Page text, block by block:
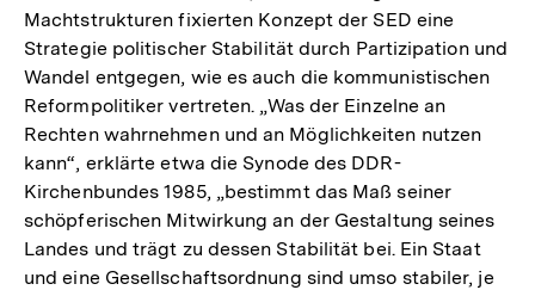
Machtstrukturen fixierten Konzept der SED eine
Strategie politischer Stabilität durch Partizipation und
Wandel entgegen, wie es auch die kommunistischen
Reformpolitiker vertreten. „Was der Einzelne an
Rechten wahrnehmen und an Möglichkeiten nutzen
kann“, erklärte etwa die Synode des DDR-
Kirchenbundes 1985, „bestimmt das Maß seiner
schöpferischen Mitwirkung an der Gestaltung seines
Landes und trägt zu dessen Stabilität bei. Ein Staat
und eine Gesellschaftsordnung sind umso stabiler, je